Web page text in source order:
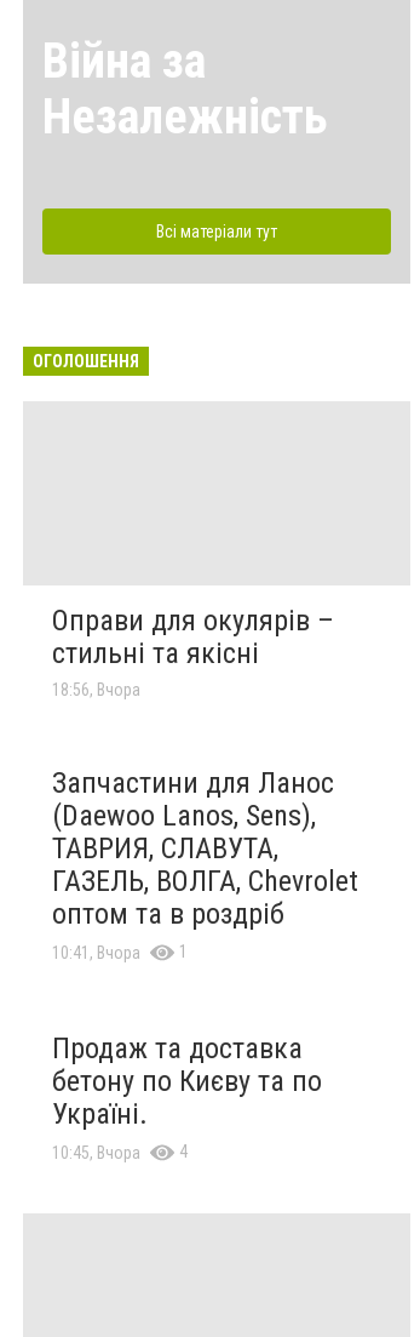
Війна за
Незалежність
Всі матеріали тут
ОГОЛОШЕННЯ
Оправи для окулярів –
стильні та якісні
18:56, Вчора
Запчастини для Ланос
(Daewoo Lanos, Sens),
ТАВРИЯ, СЛАВУТА,
ГАЗЕЛЬ, ВОЛГА, Chevrolet
оптом та в роздріб
10:41, Вчора 1
Продаж та доставка
бетону по Києву та по
Україні.
10:45, Вчора 4